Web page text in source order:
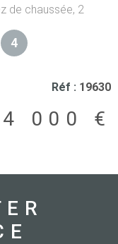
de chaussée, 2
des années
et chauffage
pour
informations sur
sont disponibles sur
4
Réf : 19630
000 €